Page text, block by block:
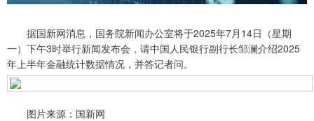
据国新网消息，国务院新闻办公室将于2025年7月14日（星期
一）下午3时举行新闻发布会，请中国人民银行副行长邹澜介绍2025
年上半年金融统计数据情况，并答记者问。
图片来源：国新网